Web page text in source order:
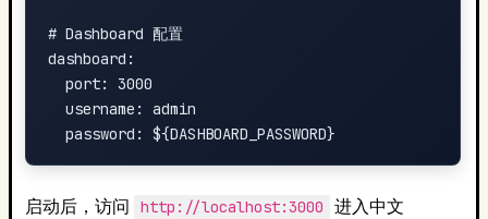
# Dashboard 配置
dashboard:
  port: 3000
  username: admin
启动后，访问 http://localhost:3000
进入中文